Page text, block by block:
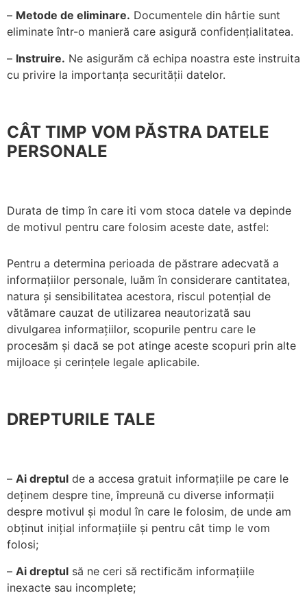
– Metode de eliminare. Documentele din hârtie sunt
eliminate într-o manieră care asigură confidențialitatea.
– Instruire. Ne asigurăm că echipa noastra este instruita
cu privire la importanța securității datelor.
CÂT TIMP VOM PĂSTRA DATELE
PERSONALE
Durata de timp în care iti vom stoca datele va depinde
de motivul pentru care folosim aceste date, astfel:
Pentru a determina perioada de păstrare adecvată a
informațiilor personale, luăm în considerare cantitatea,
natura și sensibilitatea acestora, riscul potențial de
vătămare cauzat de utilizarea neautorizată sau
divulgarea informațiilor, scopurile pentru care le
procesăm și dacă se pot atinge aceste scopuri prin alte
mijloace și cerințele legale aplicabile.
DREPTURILE TALE
– Ai dreptul de a accesa gratuit informațiile pe care le
deținem despre tine, împreună cu diverse informații
despre motivul și modul în care le folosim, de unde am
obținut inițial informațiile și pentru cât timp le vom
folosi;
– Ai dreptul să ne ceri să rectificăm informațiile
inexacte sau incomplete;